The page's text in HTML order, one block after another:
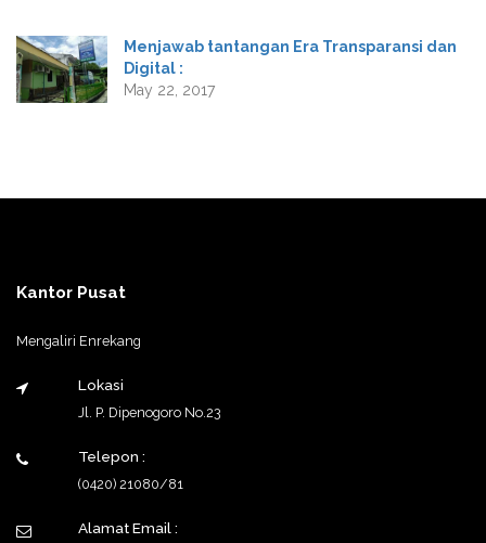
Menjawab tantangan Era Transparansi dan
Digital :
May 22, 2017
Kantor Pusat
Mengaliri Enrekang
Lokasi
Jl. P. Dipenogoro No.23
Telepon :
(0420) 21080/81
Alamat Email :